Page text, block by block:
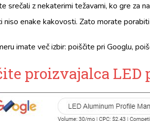
srečali z nekaterimi težavami, ko gre za
niso enake kakovosti. Zato morate
imate več izbir: poiščite pri Googlu,
proizvajalca